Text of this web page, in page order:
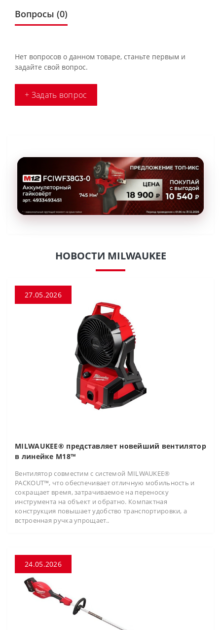
Вопросы (0)
Нет вопросов о данном товаре, станьте первым и
задайте свой вопрос.
+ Задать вопрос
НОВОСТИ MILWAUKEE
27.05.2026
MILWAUKEE® представляет новейший вентилятор
в линейке M18™
Вентилятор совместим с системой MILWAUKEE®
PACKOUT™, что обеспечивает отличную мобильность и
сокращает время, затрачиваемое на переноску
инструмента на объект и обратно. Компактная
конструкция повышает удобство транспортировки, а
встроенная ручка упрощает..
24.05.2026